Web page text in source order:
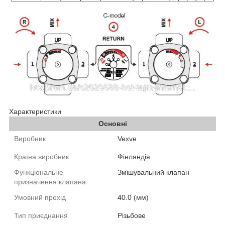
Характеристики
Основні
Виробник
Vexve
Країна виробник
Фінляндія
Функціональне
призначення клапана
Змішувальний клапан
Умовний прохід 40.0 (мм)
Тип приєднання
Різьбове